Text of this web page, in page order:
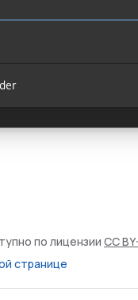
по лицензии CC
странице